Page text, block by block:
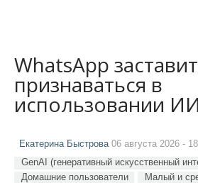
WhatsApp
признаваться в
использовании ИИ
Екатерина Быстрова 06 августа 2026 -
GenAI (генеративный искусственный
Домашние пользователи
Малый и